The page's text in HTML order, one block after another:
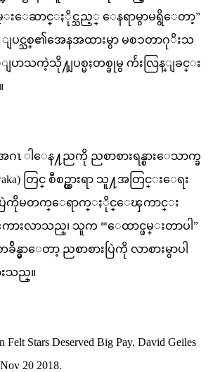
းေဆာင္ႏိုင္သည့္ ေနရာမွာမရွိေတာ့”
င္သစ္၏အေနအထားမွာ မစၥတာဂုိးသ
ာသကဲ့သို႔ျပစ္မႈတစ္ခုမွ က်ဴးလြန္ျခင္း
ၤ ါေန႔ညကို ညစာစားရန္စားေသာက္ခ
တြင္ စီစဥ္ထားရာ သူ႔အတြင္းေရး
းပြဲကိုမတက္ေရာက္ႏိုင္ေၾကာင္း
းလာသည္၊ သူက “ေထာင္ဖမ္းတာပါ”
မွာေတာ့ ညစာစားပြဲကို လာစားမွာပါ
သည္။
Felt Stars Deserved Big Pay, David Geiles
20 2018.